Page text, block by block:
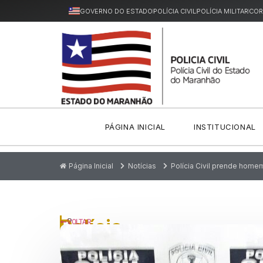
GOVERNO DO ESTADOPOLÍCIA CIVILPOLÍCIA MILITAR
PÁGINA INICIAL INSTITUCIONAL
Página Inicial Notícias Polícia Civil prende
P
ic
Polícia
Civil
VOLTAR